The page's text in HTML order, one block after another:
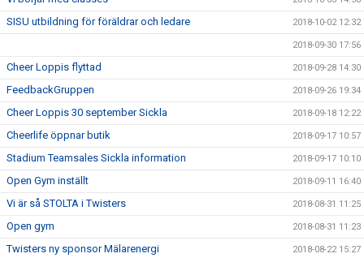
SISU utbildning för föräldrar och ledare 2018-10-02 12:32
2018-09-30 17:56
Cheer Loppis flyttad 2018-09-28 14:30
FeedbackGruppen 2018-09-26 19:34
Cheer Loppis 30 september Sickla 2018-09-18 12:22
Cheerlife öppnar butik 2018-09-17 10:57
Stadium Teamsales Sickla information 2018-09-17 10:10
Open Gym inställt 2018-09-11 16:40
Vi är så STOLTA i Twisters 2018-08-31 11:25
Open gym 2018-08-31 11:23
Twisters ny sponsor Mälarenergi 2018-08-22 15:27